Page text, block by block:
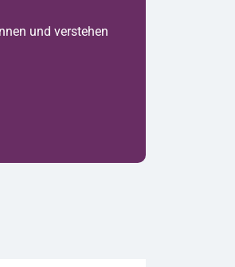
und verstehen